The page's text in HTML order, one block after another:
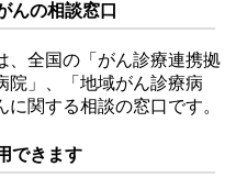
んの相談窓口
、全国の「がん診療連携拠
院」、「地域がん診療病
関する相談の窓口です。
できます